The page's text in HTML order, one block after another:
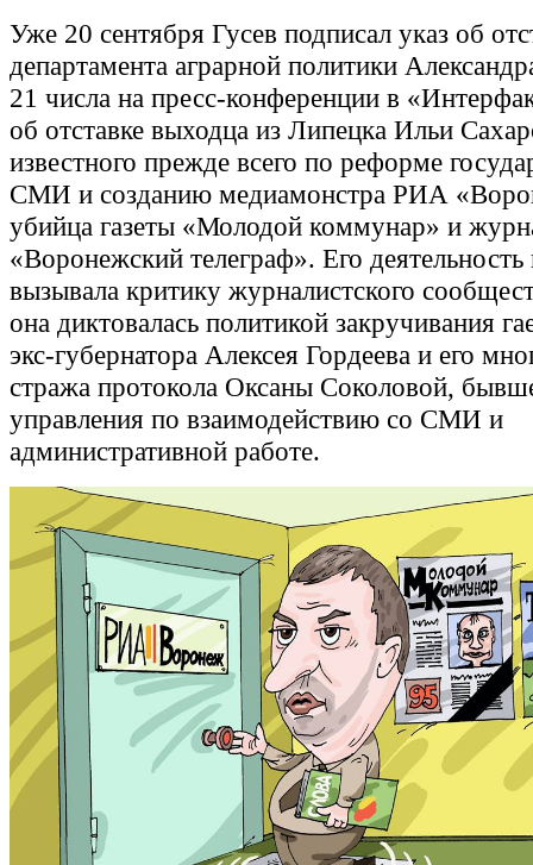
Уже 20 сентября Гусев подписал указ об
департамента аграрной политики
21 числа на пресс-конференции в
об отставке выходца из Липецка Ильи
известного прежде всего по реформе
СМИ и созданию медиамонстра РИА
убийца газеты «Молодой коммунар» и
«Воронежский телеграф». Его деятельность
вызывала критику журналистского
она диктовалась политикой закручивания
экс-губернатора Алексея Гордеева и его
стража протокола Оксаны Соколовой,
управления по взаимодействию со СМИ и
административной работе.